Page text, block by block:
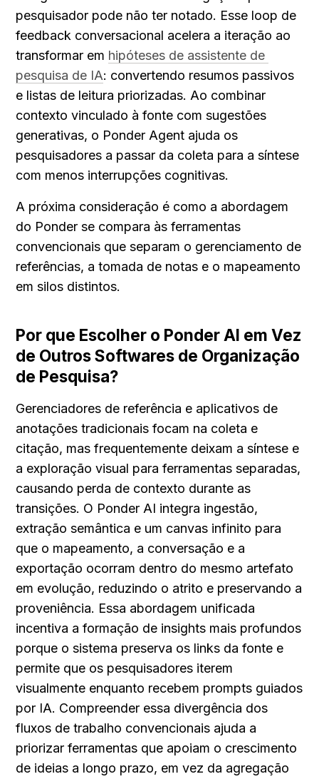
pesquisador pode não ter notado. Esse loop de
feedback conversacional acelera a iteração ao
transformar em hipóteses de assistente de
pesquisa de IA: convertendo resumos passivos
e listas de leitura priorizadas. Ao combinar
contexto vinculado à fonte com sugestões
generativas, o Ponder Agent ajuda os
pesquisadores a passar da coleta para a síntese
com menos interrupções cognitivas.
A próxima consideração é como a abordagem
do Ponder se compara às ferramentas
convencionais que separam o gerenciamento de
referências, a tomada de notas e o mapeamento
em silos distintos.
Por que Escolher o Ponder AI em Vez
de Outros Softwares de Organização
de Pesquisa?
Gerenciadores de referência e aplicativos de
anotações tradicionais focam na coleta e
citação, mas frequentemente deixam a síntese e
a exploração visual para ferramentas separadas,
causando perda de contexto durante as
transições. O Ponder AI integra ingestão,
extração semântica e um canvas infinito para
que o mapeamento, a conversação e a
exportação ocorram dentro do mesmo artefato
em evolução, reduzindo o atrito e preservando a
proveniência. Essa abordagem unificada
incentiva a formação de insights mais profundos
porque o sistema preserva os links da fonte e
permite que os pesquisadores iterem
visualmente enquanto recebem prompts guiados
por IA. Compreender essa divergência dos
fluxos de trabalho convencionais ajuda a
priorizar ferramentas que apoiam o crescimento
de ideias a longo prazo, em vez da agregação